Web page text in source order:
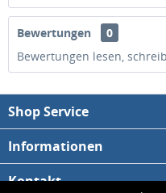
Bewertungen
0
Bewertungen lesen,
Shop Service
Informationen
Kontakt